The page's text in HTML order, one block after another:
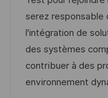
e
n
t
l
i
c
m
d
e
r
V
I
D
serez responsable
l'intégration de
des systèmes
contribuer à des
environnement